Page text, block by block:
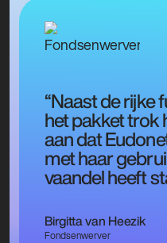
“Naast de rijke
het pakket trok
aan dat
met haar
vaandel heeft
Birgitta van Heezik
Fondsenwerver